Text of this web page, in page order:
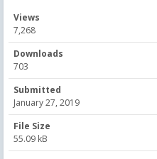
Views
7,268
Downloads
703
Submitted
January 27, 2019
File Size
55.09 kB